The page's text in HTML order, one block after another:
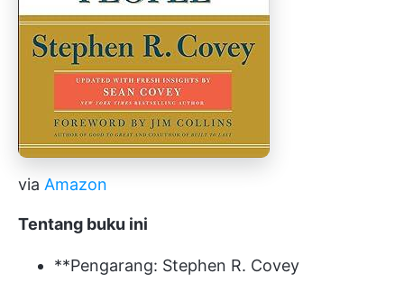
via Amazon
Tentang buku ini
**Pengarang: Stephen R. Covey